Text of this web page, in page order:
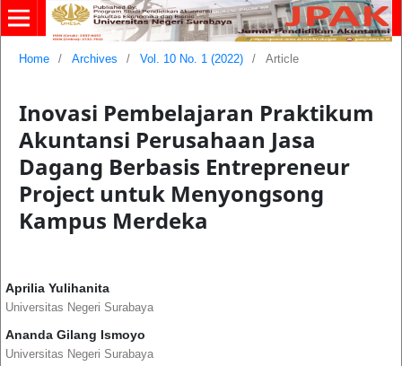
Home / Archives / Vol. 10 No. 1 (2022) / Article
Inovasi Pembelajaran Praktikum
Akuntansi Perusahaan Jasa
Dagang Berbasis Entrepreneur
Project untuk Menyongsong
Kampus Merdeka
Aprilia Yulihanita
Universitas Negeri Surabaya
Ananda Gilang Ismoyo
Universitas Negeri Surabaya